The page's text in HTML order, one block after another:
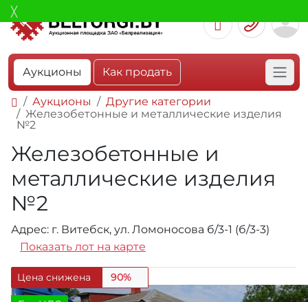
Аукционы Как продать
Аукционы
Другие категории
Железобетонные и металлические изделия
№2
Железобетонные и
металлические изделия
№2
Адрес: г. Витебск, ул. Ломоносова б/3-1 (б/3-3)
Показать лот на карте
Цена снижена 90%